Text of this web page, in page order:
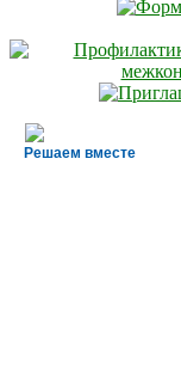
Решаем вместе